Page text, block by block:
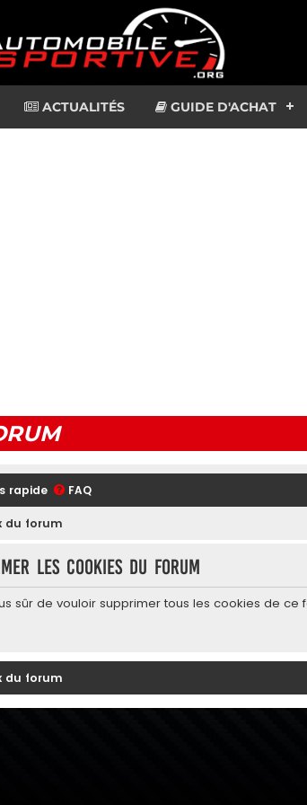
ACTUALITÉS GUIDE D'ACHAT
rapide FAQ
du forum
les cookies du forum
sûr de vouloir supprimer tous les cookies de ce
du forum